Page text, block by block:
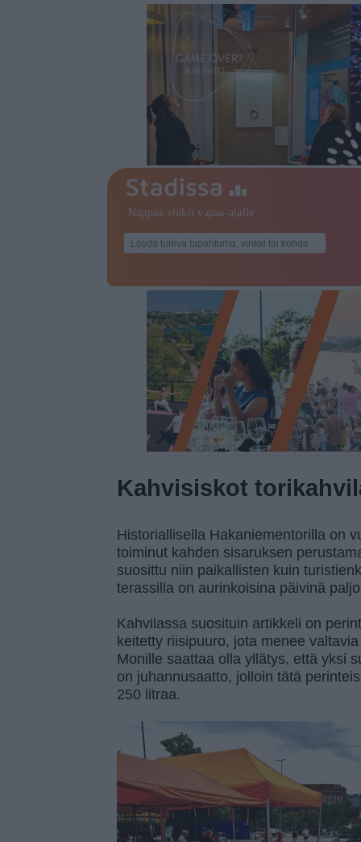
Kahvisiskot
Historiallisella Hakaniementorilla on
toiminut kahden sisaruksen
suosittu niin paikallisten kuin
terassilla on aurinkoisina päivinä
Kahvilassa suosituin artikkeli on
keitetty riisipuuro, jota menee
Monille saattaa olla yllätys, että yksi
on juhannusaatto, jolloin tätä
250 litraa.